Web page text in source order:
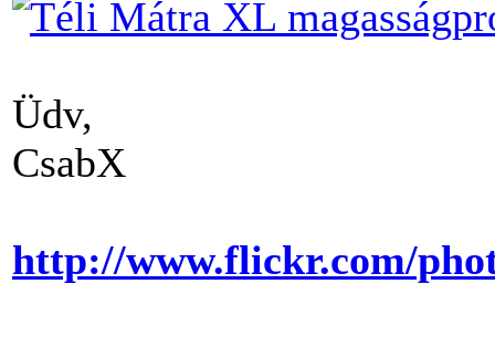
Üdv,
CsabX
http://www.flickr.com/